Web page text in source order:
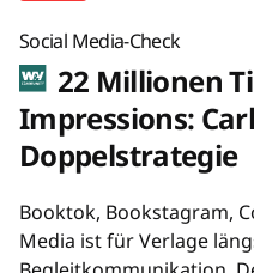
Social Media-Check
22 Millionen
Impressions:
Doppelstrategie
Booktok, Bookstagram,
Media ist für Verlage